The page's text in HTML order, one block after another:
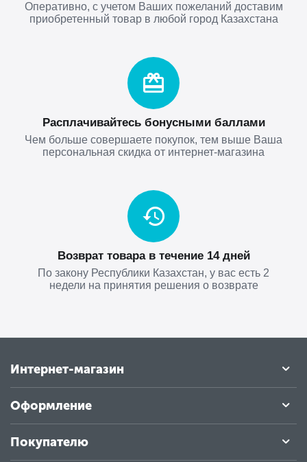
Оперативно, с учетом Ваших пожеланий доставим
приобретенный товар в любой город Казахстана
Расплачивайтесь бонусными баллами
Чем больше совершаете покупок, тем выше Ваша
персональная скидка от интернет-магазина
Возврат товара в течение 14 дней
По закону Республики Казахстан, у вас есть 2
недели на принятия решения о возврате
Интернет-магазин
Оформление
Покупателю